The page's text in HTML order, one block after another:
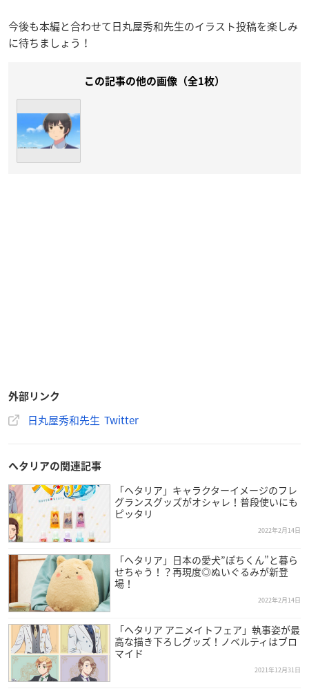
今後も本編と合わせて日丸屋秀和先生のイラスト投稿を楽しみ
に待ちましょう！
この記事の他の画像（全1枚）
外部リンク
日丸屋秀和先生 Twitter
ヘタリアの関連記事
「ヘタリア」キャラクターイメージのフレ
グランスグッズがオシャレ！普段使いにも
ピッタリ
2022年2月14日
「ヘタリア」日本の愛犬”ぽちくん”と暮ら
せちゃう！？再現度◎ぬいぐるみが新登
場！
2022年2月14日
「ヘタリア アニメイトフェア」執事姿が最
高な描き下ろしグッズ！ノベルティはブロ
マイド
2021年12月31日